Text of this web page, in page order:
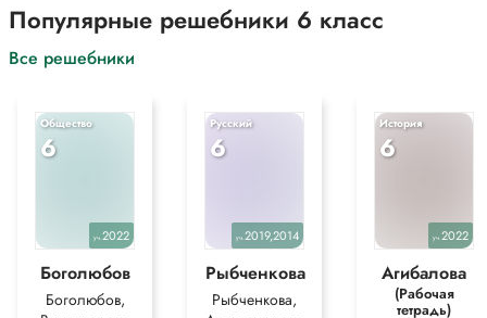
Популярные решебники 6 класс
Все решебники
Общество
6
уч.2022
Боголюбов
Боголюбов,
Русский
6
уч.2019,2014
Рыбченкова
Рыбченкова,
История
6
уч.2022
Агибалова
(Рабочая
тетрадь)